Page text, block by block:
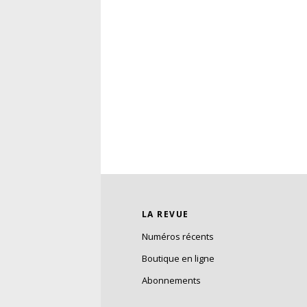
LA REVUE
Numéros récents
Boutique en ligne
Abonnements